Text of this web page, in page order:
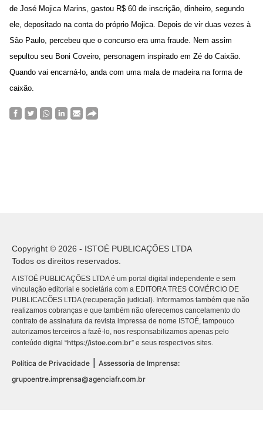
de José Mojica Marins, gastou R$ 60 de inscrição, dinheiro, segundo
ele, depositado na conta do próprio Mojica. Depois de vir duas vezes à
São Paulo, percebeu que o concurso era uma fraude. Nem assim
sepultou seu Boni Coveiro, personagem inspirado em Zé do Caixão.
Quando vai encarná-lo, anda com uma mala de madeira na forma de
caixão.
Copyright © 2026 - ISTOÉ PUBLICAÇÕES LTDA
Todos os direitos reservados.
A ISTOÉ PUBLICAÇÕES LTDA é um portal digital independente e sem
vinculação editorial e societária com a EDITORA TRES COMÉRCIO DE
PUBLICACÕES LTDA (recuperação judicial). Informamos também que não
realizamos cobranças e que também não oferecemos cancelamento do
contrato de assinatura da revista impressa de nome ISTOÉ, tampouco
autorizamos terceiros a fazê-lo, nos responsabilizamos apenas pelo
conteúdo digital “https://istoe.com.br” e seus respectivos sites.
Política de Privacidade
Assessoria de Imprensa:
grupoentre.imprensa@agenciafr.com.br